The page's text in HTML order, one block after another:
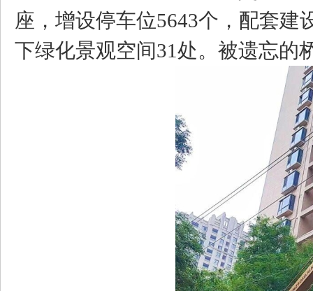
座，增设停车位5643个，配套建
下绿化景观空间31处。被遗忘的